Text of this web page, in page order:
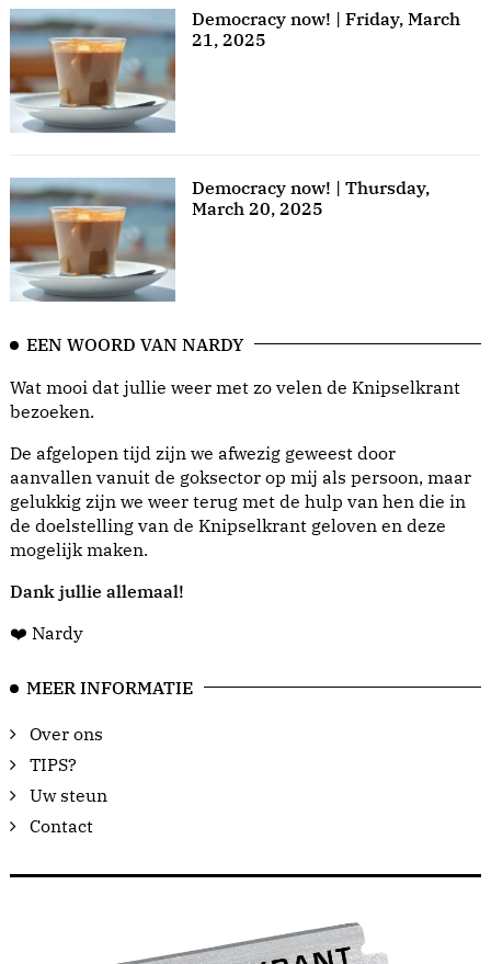
Democracy now! | Friday, March
21, 2025
Democracy now! | Thursday,
March 20, 2025
EEN WOORD VAN NARDY
Wat mooi dat jullie weer met zo velen de Knipselkrant
bezoeken.
De afgelopen tijd zijn we afwezig geweest door
aanvallen vanuit de goksector op mij als persoon, maar
gelukkig zijn we weer terug met de hulp van hen die in
de doelstelling van de Knipselkrant geloven en deze
mogelijk maken.
Dank jullie allemaal!
❤️ Nardy
MEER INFORMATIE
Over ons
TIPS?
Uw steun
Contact